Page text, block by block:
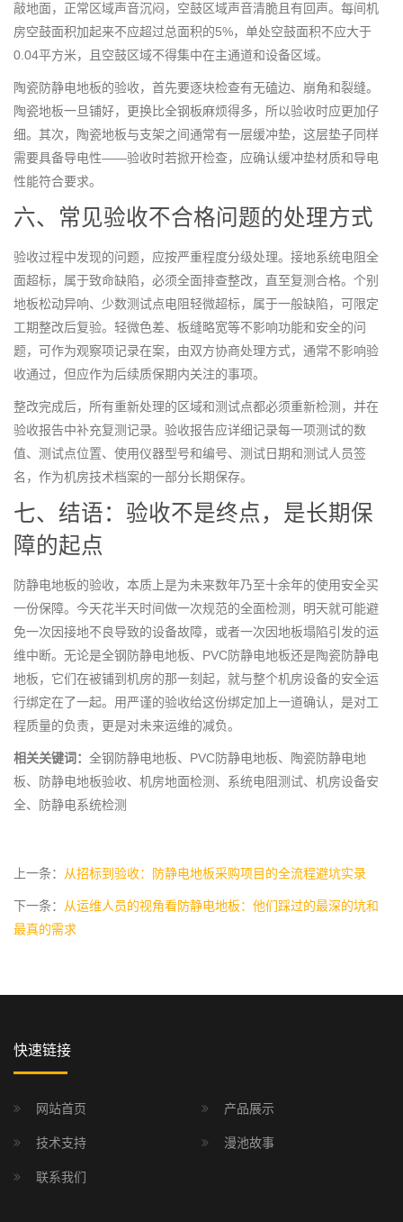
敲地面，正常区域声音沉闷，空鼓区域声音清脆且有回声。每间机
房空鼓面积加起来不应超过总面积的5%，单处空鼓面积不应大于
0.04平方米，且空鼓区域不得集中在主通道和设备区域。
陶瓷防静电地板的验收，首先要逐块检查有无磕边、崩角和裂缝。
陶瓷地板一旦铺好，更换比全钢板麻烦得多，所以验收时应更加仔
细。其次，陶瓷地板与支架之间通常有一层缓冲垫，这层垫子同样
需要具备导电性——验收时若掀开检查，应确认缓冲垫材质和导电
性能符合要求。
六、常见验收不合格问题的处理方式
验收过程中发现的问题，应按严重程度分级处理。接地系统电阻全
面超标，属于致命缺陷，必须全面排查整改，直至复测合格。个别
地板松动异响、少数测试点电阻轻微超标，属于一般缺陷，可限定
工期整改后复验。轻微色差、板缝略宽等不影响功能和安全的问
题，可作为观察项记录在案，由双方协商处理方式，通常不影响验
收通过，但应作为后续质保期内关注的事项。
整改完成后，所有重新处理的区域和测试点都必须重新检测，并在
验收报告中补充复测记录。验收报告应详细记录每一项测试的数
值、测试点位置、使用仪器型号和编号、测试日期和测试人员签
名，作为机房技术档案的一部分长期保存。
七、结语：验收不是终点，是长期保
障的起点
防静电地板的验收，本质上是为未来数年乃至十余年的使用安全买
一份保障。今天花半天时间做一次规范的全面检测，明天就可能避
免一次因接地不良导致的设备故障，或者一次因地板塌陷引发的运
维中断。无论是全钢防静电地板、PVC防静电地板还是陶瓷防静电
地板，它们在被铺到机房的那一刻起，就与整个机房设备的安全运
行绑定在了一起。用严谨的验收给这份绑定加上一道确认，是对工
程质量的负责，更是对未来运维的减负。
相关关键词： 全钢防静电地板、PVC防静电地板、陶瓷防静电地
板、防静电地板验收、机房地面检测、系统电阻测试、机房设备安
全、防静电系统检测
上一条： 从招标到验收：防静电地板采购项目的全流程避坑实录
下一条：
从运维人员的视角看防静电地板：他们踩过的最深的坑和
最真的需求
快速链接
网站首页 产品展示
技术支持 漫池故事
联系我们